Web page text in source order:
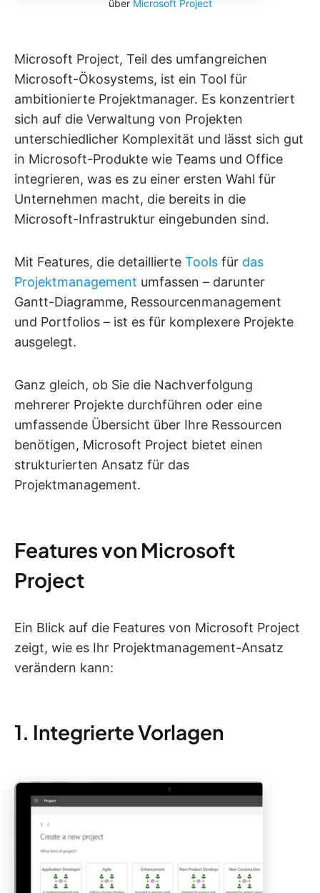
über Microsoft Project
Microsoft Project, Teil des umfangreichen
Microsoft-Ökosystems, ist ein Tool für
ambitionierte Projektmanager. Es konzentriert
sich auf die Verwaltung von Projekten
unterschiedlicher Komplexität und lässt sich gut
in Microsoft-Produkte wie Teams und Office
integrieren, was es zu einer ersten Wahl für
Unternehmen macht, die bereits in die
Microsoft-Infrastruktur eingebunden sind.
Mit Features, die detaillierte Tools für das
Projektmanagement umfassen – darunter
Gantt-Diagramme, Ressourcenmanagement
und Portfolios – ist es für komplexere Projekte
ausgelegt.
Ganz gleich, ob Sie die Nachverfolgung
mehrerer Projekte durchführen oder eine
umfassende Übersicht über Ihre Ressourcen
benötigen, Microsoft Project bietet einen
strukturierten Ansatz für das
Projektmanagement.
Features von Microsoft
Project
Ein Blick auf die Features von Microsoft Project
zeigt, wie es Ihr Projektmanagement-Ansatz
verändern kann:
1. Integrierte Vorlagen